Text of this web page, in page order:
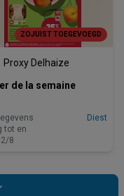
ZOJUIST TOEGEVOEGD
Proxy Delhaize
de la semaine
tot en
8
Diest